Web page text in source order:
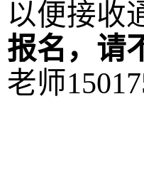
以便接收
报名，请
老师